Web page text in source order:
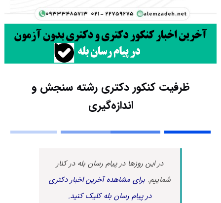
ظرفیت کنکور دکتری رشته ﺳﻨﺠﺶ و
اﻧﺪازهﮔﻴﺮی
در این روزها در پیام رسان بله در کنار
شماییم.برای مشاهده آخرین اخبار دکتری
در پیام رسان بله کلیک کنید.